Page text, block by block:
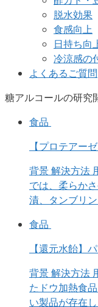
脱水効果
食感向上
日持ち向
冷涼感の
よくあるご質問
糖アルコールの研究
食品
【プロテアー
背景 解決方法
では、柔らか
漬、タンブリ
食品
【還元水飴】
背景 解決方法
たドウ加熱食
い製品が存在